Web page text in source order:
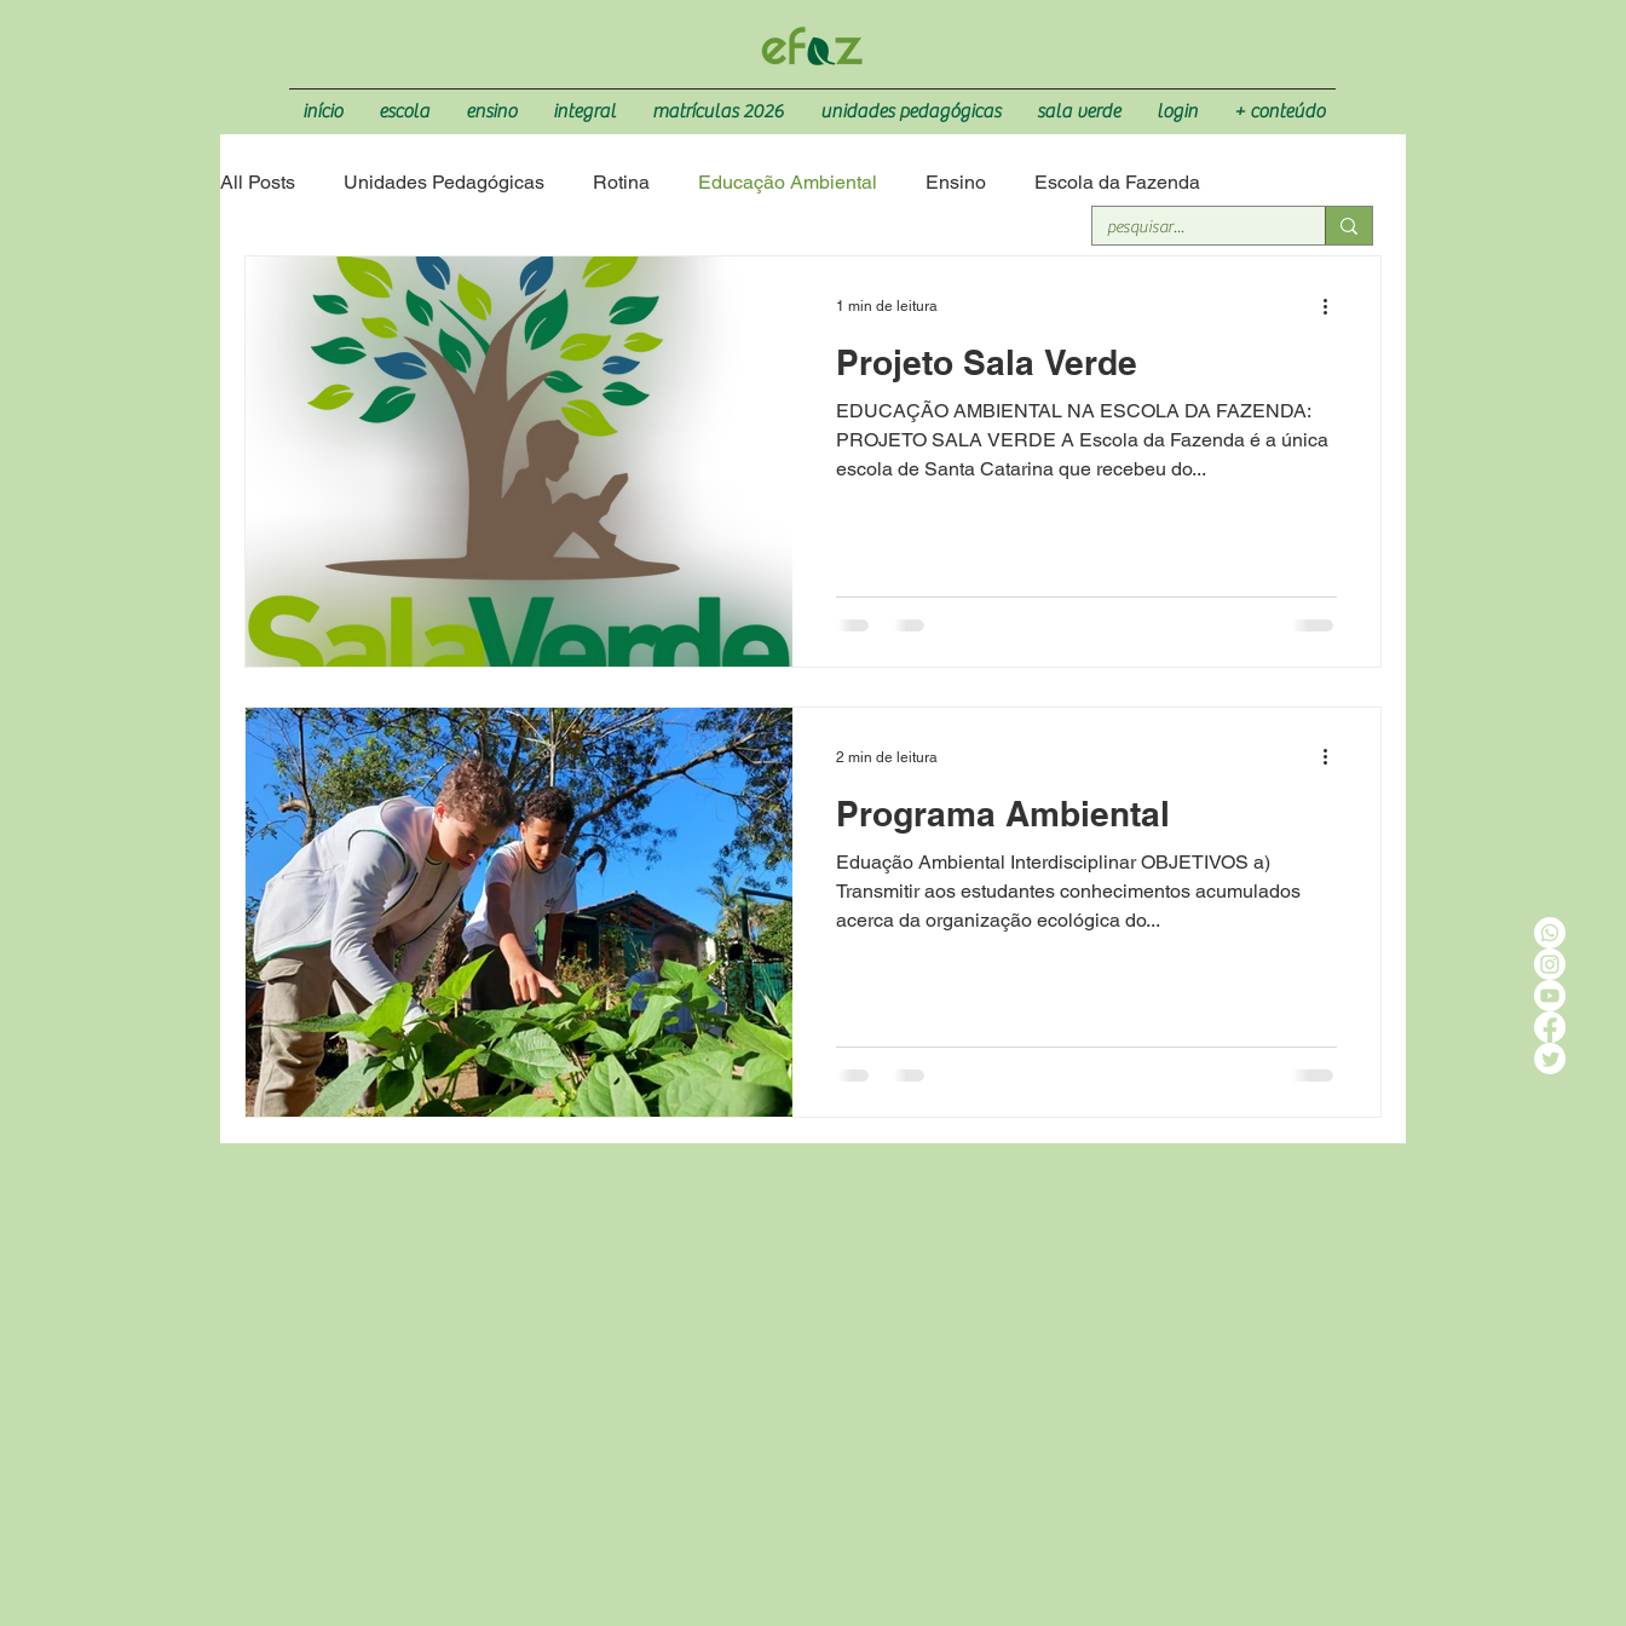
início escola ensino integral matrículas 2026 unidades pedagógicas sala verde login + conteúdo
All Posts Unidades Pedagógicas Rotina Educação Ambiental Ensino Escola da Fazenda
Projeto Sala Verde
EDUCAÇÃO AMBIENTAL NA ESCOLA DA FAZENDA:
PROJETO SALA VERDE A Escola da Fazenda é a única
escola de Santa Catarina que recebeu do...
1 min de leitura
Programa Ambiental
Eduação Ambiental Interdisciplinar OBJETIVOS a)
Transmitir aos estudantes conhecimentos acumulados
acerca da organização ecológica do...
2 min de leitura